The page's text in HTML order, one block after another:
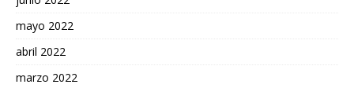
mayo 2022
abril 2022
marzo 2022